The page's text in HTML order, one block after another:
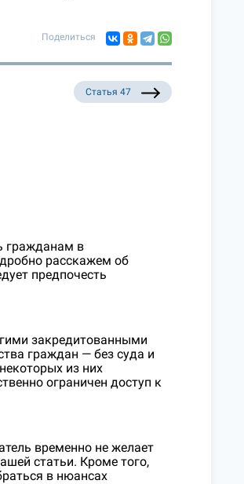
Поделиться
Статья 47
гражданам в
расскажем об
предпочесть
закредитованными
граждан — без суда и
из них
ограничен доступ к
временно не желает
статьи. Кроме того,
в нюансах